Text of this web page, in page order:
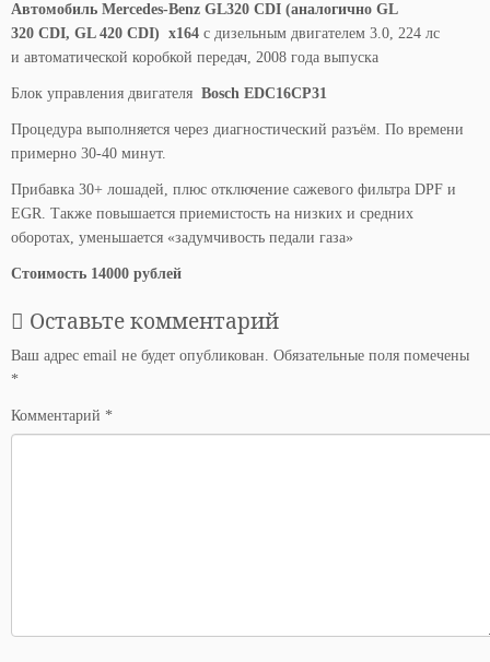
Автомобиль Mercedes-Benz GL320 CDI (аналогично GL
320 CDI, GL 420 CDI) x164 с дизельным двигателем 3.0, 224 лс
и автоматической коробкой передач, 2008 года выпуска
Блок управления двигателя Bosch EDC16CP31
Процедура выполняется через диагностический разъём. По времени
примерно 30-40 минут.
Прибавка 30+ лошадей, плюс отключение cажевого фильтра DPF и
EGR. Также повышается приемистость на низких и средних
оборотах, уменьшается «задумчивость педали газа»
Стоимость 14000 рублей
Оставьте комментарий
Ваш адрес email не будет опубликован. Обязательные поля помечены
*
Комментарий *